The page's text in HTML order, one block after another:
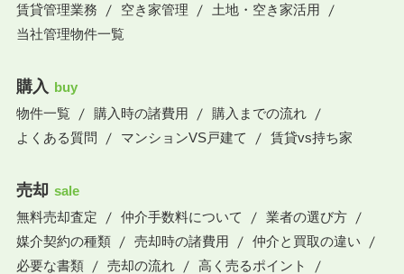
賃貸管理業務
空き家管理
土地・空き家活用
当社管理物件一覧
購入 buy
物件一覧
購入時の諸費用
購入までの流れ
よくある質問
マンションVS戸建て 賃貸vs持ち家
売却 sale
無料売却査定
仲介手数料について
業者の選び方
媒介契約の種類
売却時の諸費用
仲介と買取の違い
必要な書類
売却の流れ
高く売るポイント